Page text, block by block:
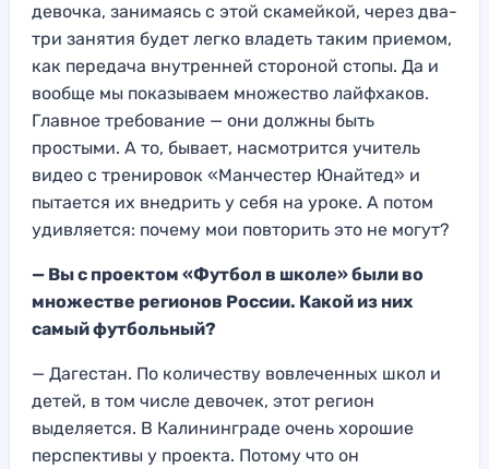
девочка, занимаясь с этой скамейкой, через два-
три занятия будет легко владеть таким приемом,
как передача внутренней стороной стопы. Да и
вообще мы показываем множество лайфхаков.
Главное требование — они должны быть
простыми. А то, бывает, насмотрится учитель
видео с тренировок «Манчестер Юнайтед» и
пытается их внедрить у себя на уроке. А потом
удивляется: почему мои повторить это не могут?
— Вы с проектом «Футбол в школе» были во
множестве регионов России. Какой из них
самый футбольный?
— Дагестан. По количеству вовлеченных школ и
детей, в том числе девочек, этот регион
выделяется. В Калининграде очень хорошие
перспективы у проекта. Потому что он